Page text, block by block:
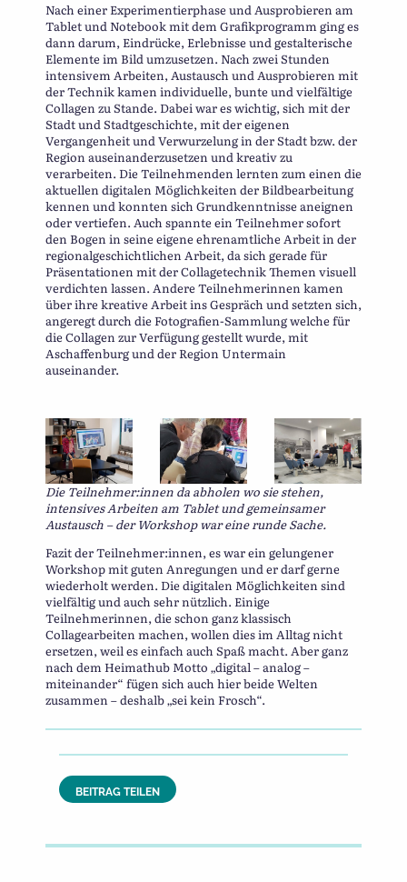
Nach einer Experimentierphase und Ausprobieren am
Tablet und Notebook mit dem Grafikprogramm ging es
dann darum, Eindrücke, Erlebnisse und gestalterische
Elemente im Bild umzusetzen. Nach zwei Stunden
intensivem Arbeiten, Austausch und Ausprobieren mit
der Technik kamen individuelle, bunte und vielfältige
Collagen zu Stande. Dabei war es wichtig, sich mit der
Stadt und Stadtgeschichte, mit der eigenen
Vergangenheit und Verwurzelung in der Stadt bzw. der
Region auseinanderzusetzen und kreativ zu
verarbeiten. Die Teilnehmenden lernten zum einen die
aktuellen digitalen Möglichkeiten der Bildbearbeitung
kennen und konnten sich Grundkenntnisse aneignen
oder vertiefen. Auch spannte ein Teilnehmer sofort
den Bogen in seine eigene ehrenamtliche Arbeit in der
regionalgeschichtlichen Arbeit, da sich gerade für
Präsentationen mit der Collagetechnik Themen visuell
verdichten lassen. Andere Teilnehmerinnen kamen
über ihre kreative Arbeit ins Gespräch und setzten sich,
angeregt durch die Fotografien-Sammlung welche für
die Collagen zur Verfügung gestellt wurde, mit
Aschaffenburg und der Region Untermain
auseinander.
Die Teilnehmer:innen da abholen wo sie stehen,
intensives Arbeiten am Tablet und gemeinsamer
Austausch – der Workshop war eine runde Sache.
Fazit der Teilnehmer:innen, es war ein gelungener
Workshop mit guten Anregungen und er darf gerne
wiederholt werden. Die digitalen Möglichkeiten sind
vielfältig und auch sehr nützlich. Einige
Teilnehmerinnen, die schon ganz klassisch
Collagearbeiten machen, wollen dies im Alltag nicht
ersetzen, weil es einfach auch Spaß macht. Aber ganz
nach dem Heimathub Motto „digital – analog –
miteinander“ fügen sich auch hier beide Welten
zusammen – deshalb „sei kein Frosch“.
BEITRAG TEILEN